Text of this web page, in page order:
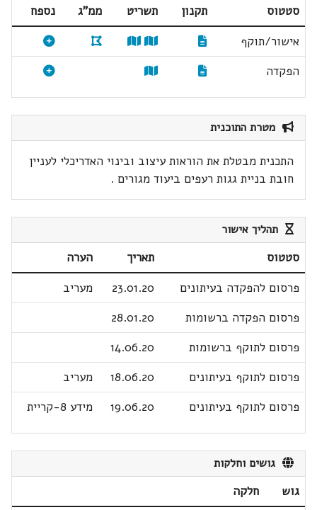
סטטוס תקנון תשריט ממ"ג
נספח
אישור/תוקף
הפקדה
מטרת התוכנית
התכנית מבטלת את הוראות עיצוב ובינוי האדריכלי לעניין
חובת בניית גגות רעפים ביעוד מגורים .
תהליך אישור
סטטוס תאריך
הערה
פרסום להפקדה בעיתונים
23.01.20
מעריב
פרסום הפקדה ברשומות
28.01.20
פרסום לתוקף ברשומות
14.06.20
פרסום לתוקף בעיתונים
18.06.20
מעריב
פרסום לתוקף בעיתונים
19.06.20 מידע 8-קריית
גושים וחלקות
גוש
חלקה